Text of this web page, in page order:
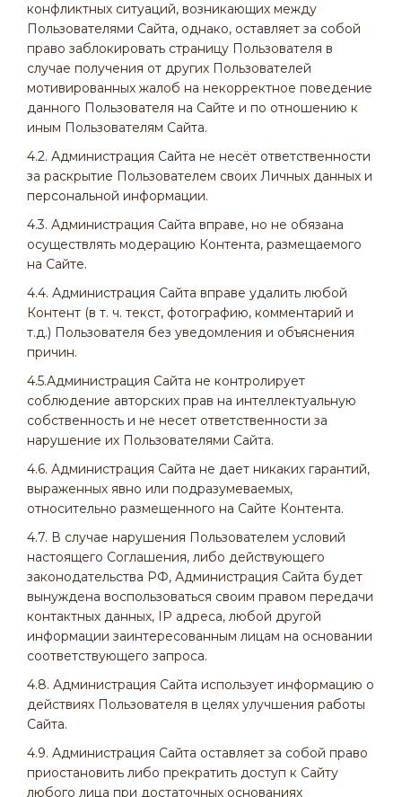
конфликтных ситуаций, возникающих между
Пользователями Сайта, однако, оставляет за собой
право заблокировать страницу Пользователя в
случае получения от других Пользователей
мотивированных жалоб на некорректное поведение
данного Пользователя на Сайте и по отношению к
иным Пользователям Сайта.
4.2. Администрация Сайта не несёт ответственности
за раскрытие Пользователем своих Личных данных и
персональной информации.
4.3. Администрация Сайта вправе, но не обязана
осуществлять модерацию Контента, размещаемого
на Сайте.
4.4. Администрация Сайта вправе удалить любой
Контент (в т. ч. текст, фотографию, комментарий и
т.д.) Пользователя без уведомления и объяснения
причин.
4.5.Администрация Сайта не контролирует
соблюдение авторских прав на интеллектуальную
собственность и не несет ответственности за
нарушение их Пользователями Сайта.
4.6. Администрация Сайта не дает никаких гарантий,
выраженных явно или подразумеваемых,
относительно размещенного на Сайте Контента.
4.7. В случае нарушения Пользователем условий
настоящего Соглашения, либо действующего
законодательства РФ, Администрация Сайта будет
вынуждена воспользоваться своим правом передачи
контактных данных, IP адреса, любой другой
информации заинтересованным лицам на основании
соответствующего запроса.
4.8. Администрация Сайта использует информацию о
действиях Пользователя в целях улучшения работы
Сайта.
4.9. Администрация Сайта оставляет за собой право
приостановить либо прекратить доступ к Сайту
любого лица при достаточных основаниях